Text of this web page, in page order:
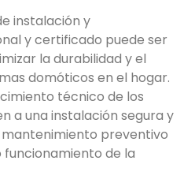
instalación y
y certificado puede ser
la durabilidad y el
domóticos en el hogar.
técnico de los
a una instalación segura y
preventivo
de la